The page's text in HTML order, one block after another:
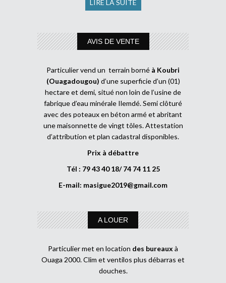
LIRE LA SUITE
AVIS DE VENTE
Particulier vend un terrain borné à Koubri
(Ouagadougou) d’une superficie d’un (01)
hectare et demi, situé non loin de l’usine de
fabrique d’eau minérale Ilemdé. Semi clôturé
avec des poteaux en béton armé et abritant
une maisonnette de vingt tôles. Attestation
d’attribution et plan cadastral disponibles.
Prix à débattre
Tél : 79 43 40 18/ 74 74 11 25
E-mail: masigue2019@gmail.com
A LOUER
Particulier met en location des bureaux à
Ouaga 2000. Clim et ventilos plus débarras et
douches.